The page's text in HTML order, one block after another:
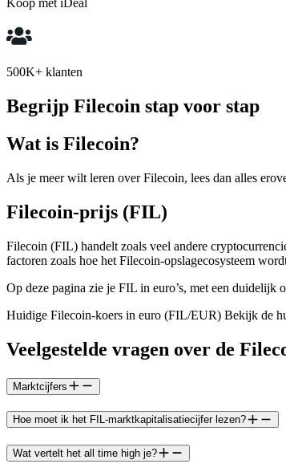
Koop met iDeal
500K+ klanten
Begrijp Filecoin stap voor stap
Wat is Filecoin?
Als je meer wilt leren over Filecoin, lees dan alles
Filecoin-prijs (FIL)
Filecoin (FIL) handelt zoals veel andere
factoren zoals hoe het Filecoin-opslagecosysteem
Op deze pagina zie je FIL in euro’s, met een duidelijk
Huidige Filecoin-koers in euro (FIL/EUR) Bekijk de
Veelgestelde vragen over de
Marktcijfers
Hoe moet ik het FIL-marktkapitalisatiecijfer lezen?
Wat vertelt het all time high je?